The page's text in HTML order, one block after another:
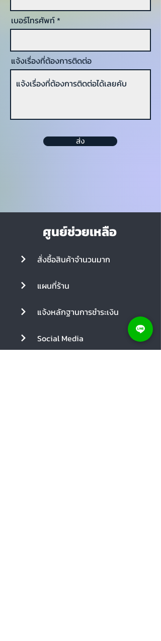
เบอร์โทรศัพท์
แจ้งเรื่องที่ต้องการติดต่อ
ส่ง
ศูนย์ช่วยเหลือ
สั่งซื้อสินค้าจำนวนมาก
แผนที่ร้าน
แจ้งหลักฐานการชำระเงิน
Social Media